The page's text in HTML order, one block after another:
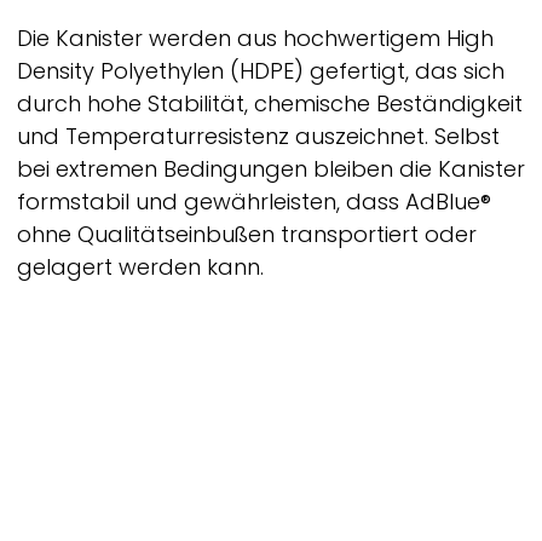
Die Kanister werden aus hochwertigem High
Density Polyethylen (HDPE) gefertigt, das sich
durch hohe Stabilität, chemische Beständigkeit
und Temperaturresistenz auszeichnet. Selbst
bei extremen Bedingungen bleiben die Kanister
formstabil und gewährleisten, dass AdBlue®
ohne Qualitätseinbußen transportiert oder
gelagert werden kann.